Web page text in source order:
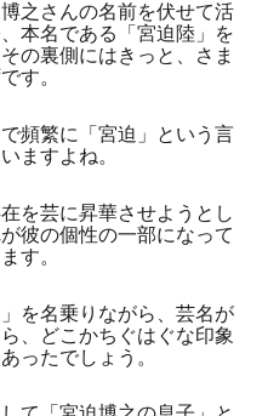
之さんの名前を伏せて活
本名である「宮迫陸」を
の裏側にはきっと、さま
す。
頻繁に「宮迫」という言
ますよね。
を芸に昇華させようとし
彼の個性の一部になって
す。
を名乗りながら、芸名が
、どこかちぐはぐな印象
ったでしょう。